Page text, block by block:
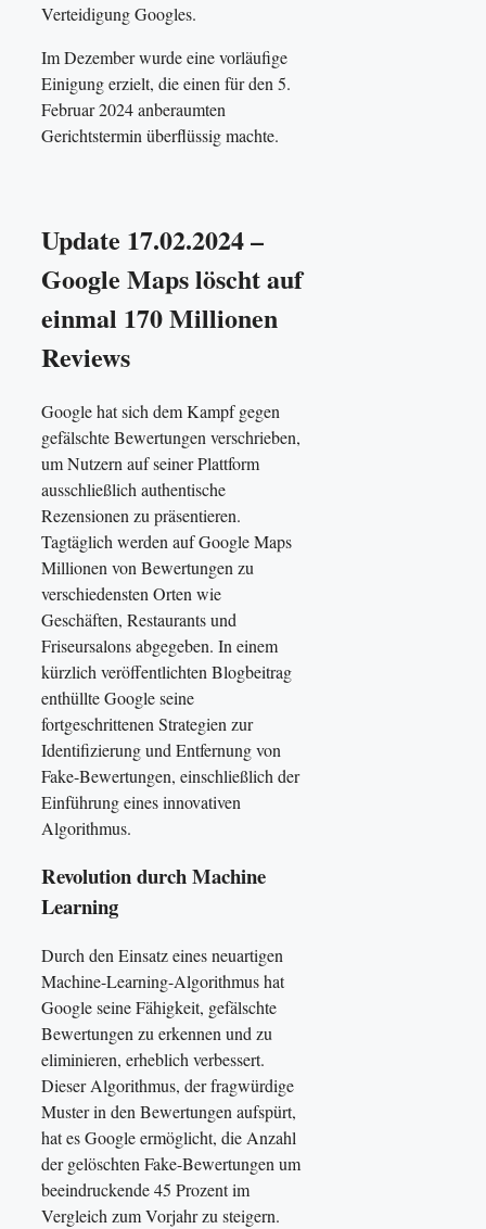
Verteidigung Googles.
Im Dezember wurde eine vorläufige
Einigung erzielt, die einen für den 5.
Februar 2024 anberaumten
Gerichtstermin überflüssig machte.
Update 17.02.2024 –
Google Maps löscht auf
einmal 170 Millionen
Reviews
Google hat sich dem Kampf gegen
gefälschte Bewertungen verschrieben,
um Nutzern auf seiner Plattform
ausschließlich authentische
Rezensionen zu präsentieren.
Tagtäglich werden auf Google Maps
Millionen von Bewertungen zu
verschiedensten Orten wie
Geschäften, Restaurants und
Friseursalons abgegeben. In einem
kürzlich veröffentlichten Blogbeitrag
enthüllte Google seine
fortgeschrittenen Strategien zur
Identifizierung und Entfernung von
Fake-Bewertungen, einschließlich der
Einführung eines innovativen
Algorithmus.
Revolution durch Machine
Learning
Durch den Einsatz eines neuartigen
Machine-Learning-Algorithmus hat
Google seine Fähigkeit, gefälschte
Bewertungen zu erkennen und zu
eliminieren, erheblich verbessert.
Dieser Algorithmus, der fragwürdige
Muster in den Bewertungen aufspürt,
hat es Google ermöglicht, die Anzahl
der gelöschten Fake-Bewertungen um
beeindruckende 45 Prozent im
Vergleich zum Vorjahr zu steigern.